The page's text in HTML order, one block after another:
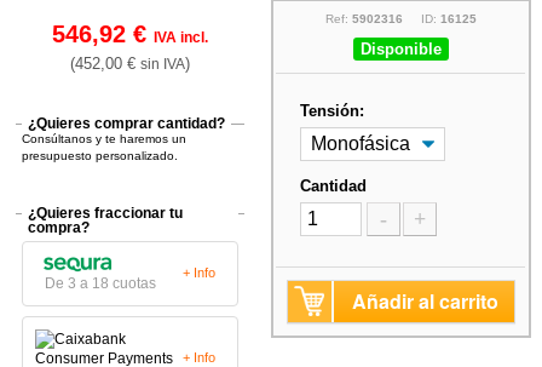
546,92 €IVA incl.
(452,00 €sin IVA)
¿Quieres comprar cantidad?
Consúltanos y te haremos un
presupuesto personalizado.
¿Quieres fraccionar tu
compra?
De 3 a 18 cuotas
+ Info
+ Info
Ref: 5902316 ID: 16125
Disponible
Tensión:
Cantidad
- +
Añadir al carrito